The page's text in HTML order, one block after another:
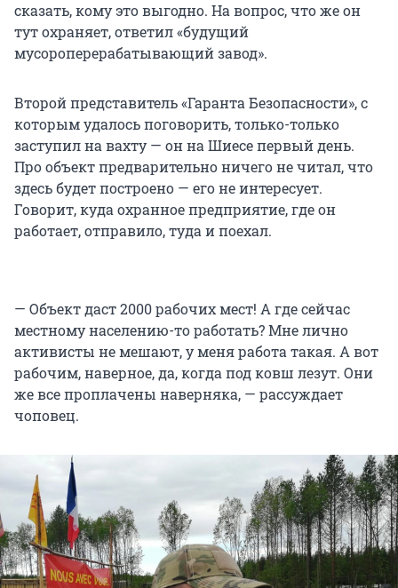
сказать, кому это выгодно. На вопрос, что же он
тут охраняет, ответил «будущий
мусороперерабатывающий завод».
Второй представитель «Гаранта Безопасности», с
которым удалось поговорить, только-только
заступил на вахту — он на Шиесе первый день.
Про объект предварительно ничего не читал, что
здесь будет построено — его не интересует.
Говорит, куда охранное предприятие, где он
работает, отправило, туда и поехал.
— Объект даст 2000 рабочих мест! А где сейчас
местному населению-то работать? Мне лично
активисты не мешают, у меня работа такая. А вот
рабочим, наверное, да, когда под ковш лезут. Они
же все проплачены наверняка, — рассуждает
чоповец.